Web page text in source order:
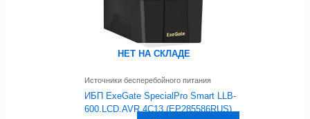
НЕТ НА СКЛАДЕ
Источники бесперебойного питания
ИБП ExeGate SpecialPro Smart LLB-
600.LCD.AVR.4C13 (EP285586RUS)